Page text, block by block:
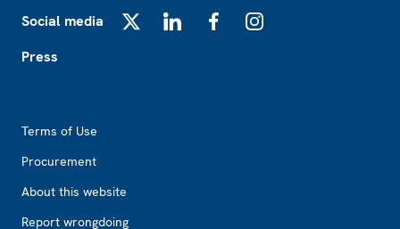
Social media
Press
Terms of Use
Procurement
About this website
Report wrongdoing